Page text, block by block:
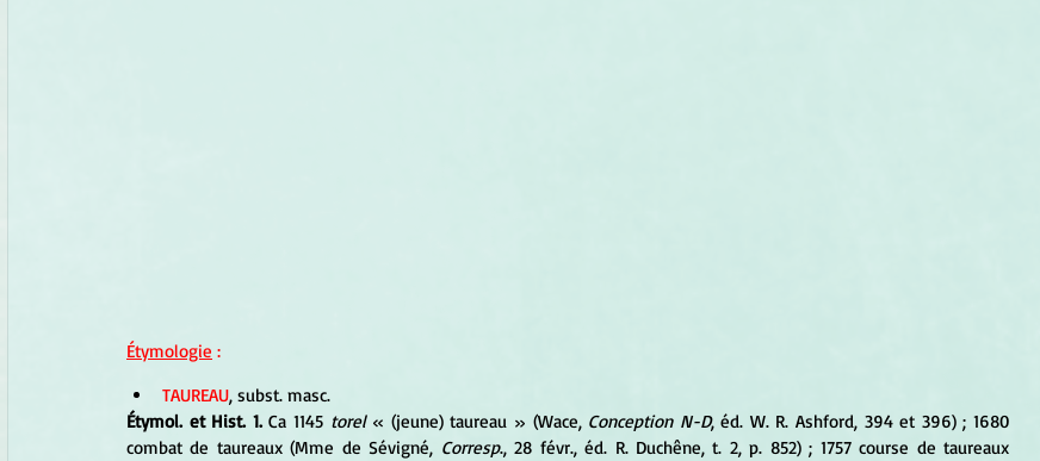
Étymologie :
TAUREAU, subst. masc.
Étymol. et Hist. 1. Ca 1145 torel « (jeune) taureau » (Wace, Conception N-D, éd. W. R. Ashford, 394 et 396) ; 1680
combat de taureaux (Mme de Sévigné, Corresp., 28 févr., éd. R. Duchêne, t. 2, p. 852) ; 1757 course de taureaux